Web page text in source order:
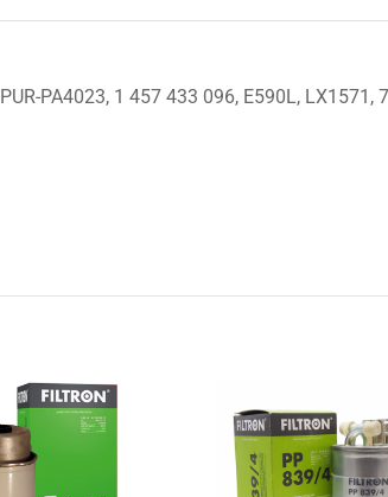
PA4023, 1 457 433 096, E590L, LX1571,